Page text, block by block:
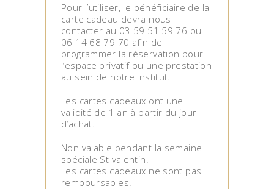
Pour l’utiliser, le bénéficiaire de la
carte cadeau devra nous
contacter au 03 59 51 59 76 ou
06 14 68 79 70 afin de
programmer la réservation pour
l’espace privatif ou une prestation
au sein de notre institut.
Les cartes cadeaux ont une
validité de 1 an à partir du jour
d’achat.
Non valable pendant la semaine
spéciale St valentin.
Les cartes cadeaux ne sont pas
remboursables.